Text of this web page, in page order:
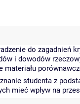
do zagadnień
i dowodów
materiału
studenta z
mieć wpływ na